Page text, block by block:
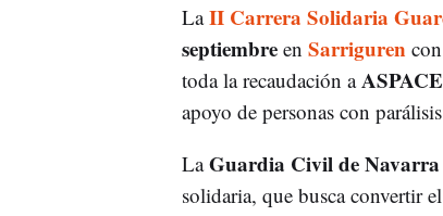
LaII Carrera Solidaria
septiembreen Sarriguren
toda la recaudación a
apoyo de personas con
LaGuardia Civil de Navarra
solidaria, que busca convertir